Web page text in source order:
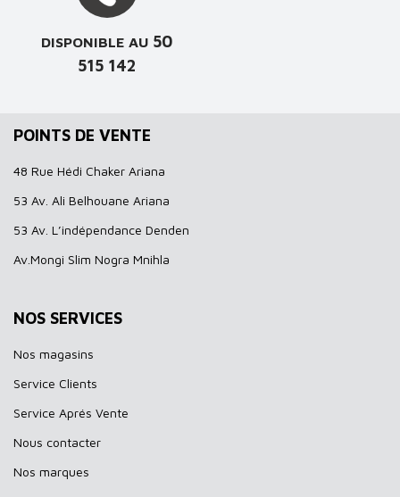
DISPONIBLE AU 50
515 142
POINTS DE VENTE
48 Rue Hédi Chaker Ariana
53 Av. Ali Belhouane Ariana
53 Av. L’indépendance Denden
Av.Mongi Slim Nogra Mnihla
NOS SERVICES
Nos magasins
Service Clients
Service Aprés Vente
Nous contacter
Nos marques